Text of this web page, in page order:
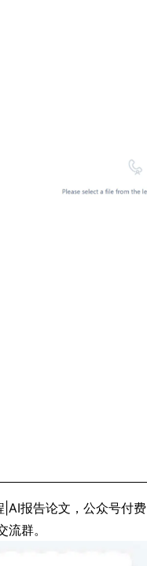
报告论文，公众号付费
群。